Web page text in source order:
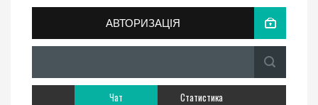
АВТОРИЗАЦІЯ
Чат
Статистика